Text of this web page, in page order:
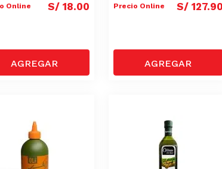
Online S/ 18.00 Precio Online S/ 127.